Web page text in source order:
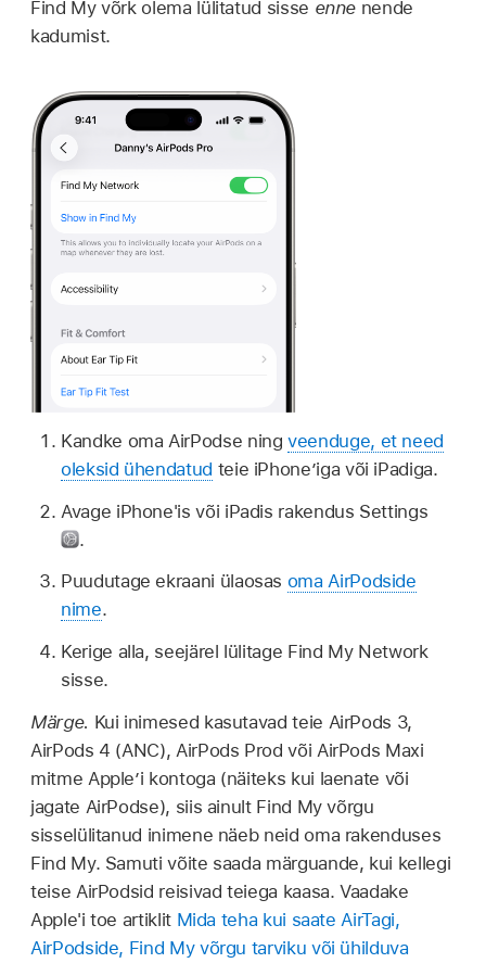
Find My võrk olema lülitatud sisse enne nende
kadumist.
Kandke oma AirPodse ningveenduge, et need
oleksid ühendatud teie iPhone’iga või iPadiga.
Avage iPhone'is või iPadis rakendus Settings
.
Puudutage ekraani ülaosas oma AirPodside
nime.
Kerige alla, seejärel lülitage Find My Network
sisse.
Märge. Kui inimesed kasutavad teie AirPods 3,
AirPods 4 (ANC), AirPods Prod või AirPods Maxi
mitme Apple’i kontoga (näiteks kui laenate või
jagate AirPodse), siis ainult Find My võrgu
sisselülitanud inimene näeb neid oma rakenduses
Find My. Samuti võite saada märguande, kui kellegi
teise AirPodsid reisivad teiega kaasa. Vaadake
Apple'i toe artiklit Mida teha kui saate AirTagi,
AirPodside, Find My võrgu tarviku või ühilduva